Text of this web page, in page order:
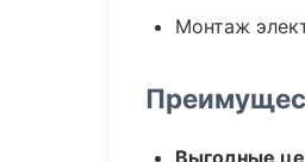
Монтаж
Выгодные